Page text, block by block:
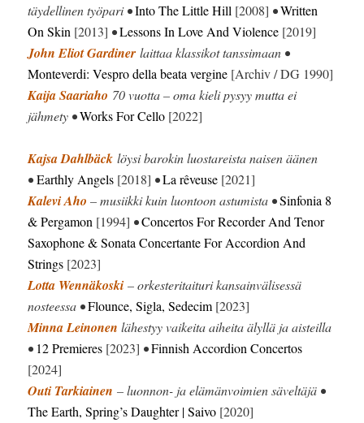
täydellinen työpari •Into The Little Hill [2008] •Written
On Skin [2013] •Lessons In Love And Violence [2019]
John Eliot Gardiner laittaa klassikot tanssimaan •
Monteverdi: Vespro della beata vergine [Archiv / DG 1990]
Kaija Saariaho 70 vuotta – oma kieli pysyy mutta ei
jähmety •Works For Cello [2022]
Kajsa Dahlbäck löysi barokin luostareista naisen äänen
•Earthly Angels [2018] •La rêveuse [2021]
Kalevi Aho – musiikki kuin luontoon astumista •Sinfonia 8
& Pergamon [1994] •Concertos For Recorder And Tenor
Saxophone & Sonata Concertante For Accordion And
Strings [2023]
Lotta Wennäkoski – orkesteritaituri kansainvälisessä
nosteessa •Flounce, Sigla, Sedecim[2023]
Minna Leinonen lähestyy vaikeita aiheita älyllä ja aisteilla
• 12 Premieres [2023] •Finnish Accordion Concertos
[2024]
Outi Tarkiainen – luonnon- ja elämänvoimien säveltäjä •
The Earth, Spring’s Daughter | Saivo [2020]